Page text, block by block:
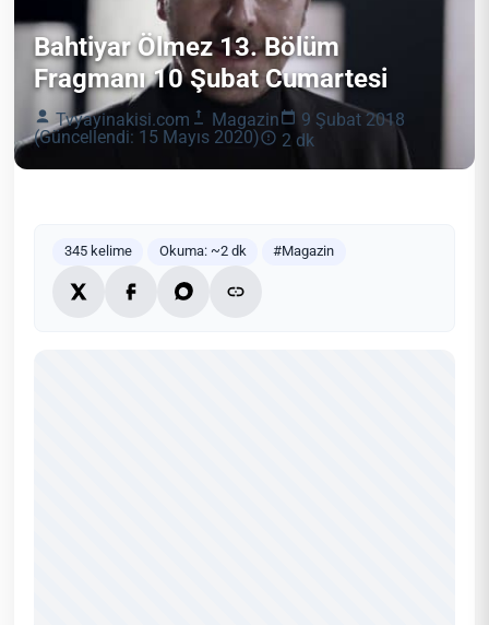
Bahtiyar Ölmez 13. Bölüm
Fragmanı 10 Şubat Cumartesi
Tvyayinakisi.com Magazin
9 Şubat 2018
(Güncellendi: 15 Mayıs 2020)
2 dk
345 kelime Okuma: ~2 dk #Magazin